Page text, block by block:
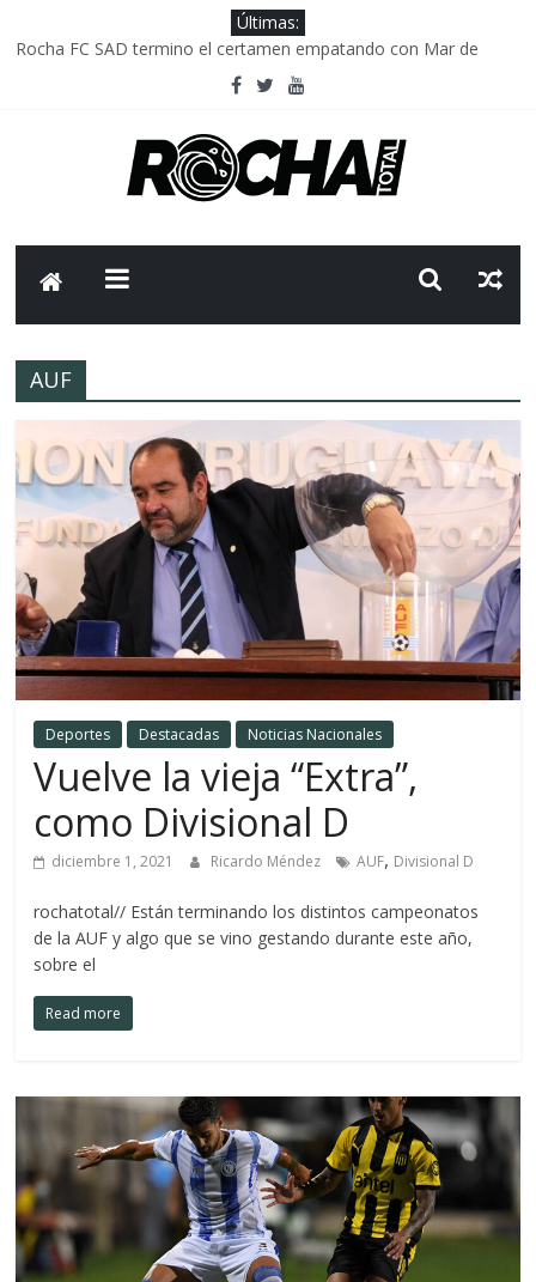
Últimas:
Rocha FC SAD termino el certamen empatando con Mar de
Delegación parlamentaria uruguaya llega a Israel; el Frente
Caso Charles Carrera: la causa que sobrevivió al paso del tiempo
Criminalidad en Uruguay: menos delitos,los homicidios son lo
AUF
Deportes Destacadas Noticias Nacionales
Vuelve la vieja “Extra”,
como Divisional D
diciembre 1, 2021 Ricardo Méndez AUF, Divisional D
rochatotal// Están terminando los distintos campeonatos
de la AUF y algo que se vino gestando durante este año,
sobre el
Read more